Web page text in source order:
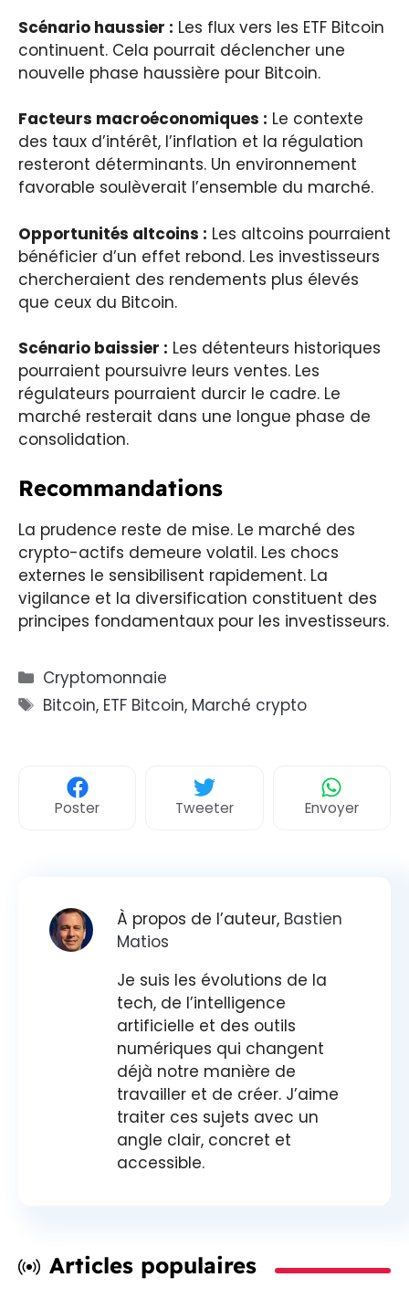
Scénario haussier : Les flux vers les ETF Bitcoin
continuent. Cela pourrait déclencher une
nouvelle phase haussière pour Bitcoin.
Facteurs macroéconomiques : Le contexte
des taux d’intérêt, l’inflation et la régulation
resteront déterminants. Un environnement
favorable soulèverait l’ensemble du marché.
Opportunités altcoins : Les altcoins pourraient
bénéficier d’un effet rebond. Les investisseurs
chercheraient des rendements plus élevés
que ceux du Bitcoin.
Scénario baissier : Les détenteurs historiques
pourraient poursuivre leurs ventes. Les
régulateurs pourraient durcir le cadre. Le
marché resterait dans une longue phase de
consolidation.
Recommandations
La prudence reste de mise. Le marché des
crypto-actifs demeure volatil. Les chocs
externes le sensibilisent rapidement. La
vigilance et la diversification constituent des
principes fondamentaux pour les investisseurs.
Catégories
Cryptomonnaie
Étiquettes
Bitcoin, ETF Bitcoin, Marché crypto
Poster Tweeter Envoyer
À propos de l’auteur, Bastien
Matios
Je suis les évolutions de la
tech, de l’intelligence
artificielle et des outils
numériques qui changent
déjà notre manière de
travailler et de créer. J’aime
traiter ces sujets avec un
angle clair, concret et
accessible.
Articles populaires